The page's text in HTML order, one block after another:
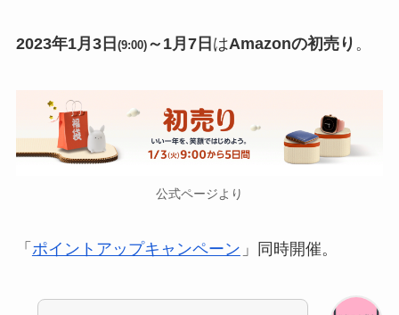
2023年1月3日 (9:00)～1月7日 はAmazonの初売り 。
公式ページより
「 ポイントアップキャンペーン 」同時開催。